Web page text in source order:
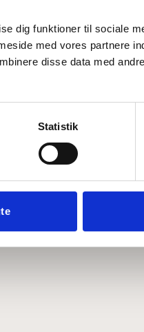
dig funktioner til sociale
med vores partnere
disse data med
Statistik
Analyser
ABCepos
Podcast